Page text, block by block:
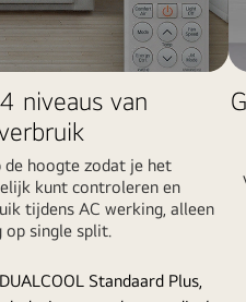
niveaus van
hoogte zodat je het
kunt controleren en
tijdens AC werking, alleen
op single split.